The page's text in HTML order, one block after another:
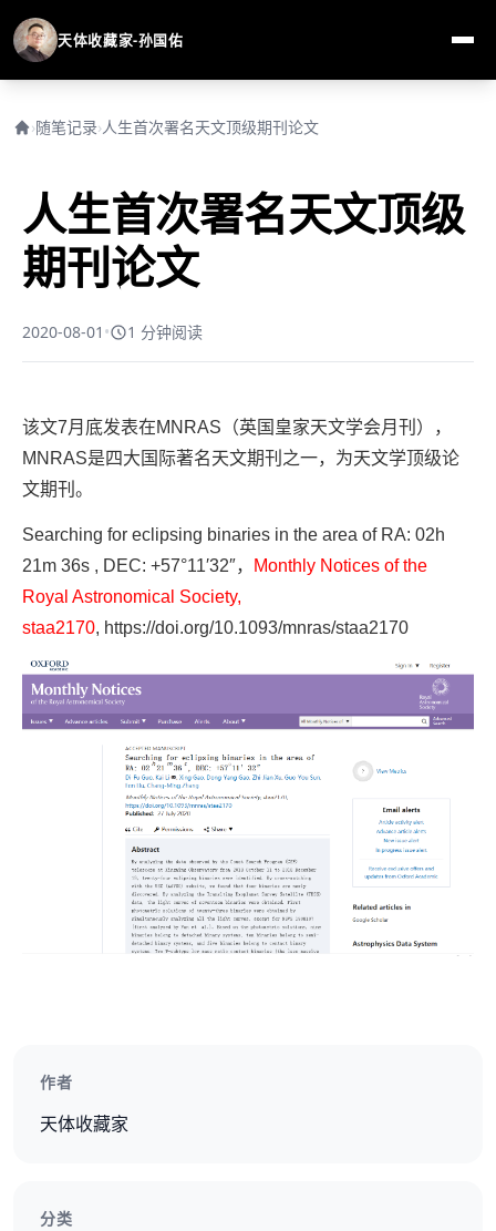
天体收藏家-孙国佑
›随笔记录›人生首次署名天文顶级期刊论文
人生首次署名天文顶级
期刊论文
2020-08-01 • 1 分钟阅读
该文7月底发表在MNRAS（英国皇家天文学会月刊），
MNRAS是四大国际著名天文期刊之一，为天文学顶级论
文期刊。
Searching for eclipsing binaries in the area of RA: 02h
21m 36s , DEC: +57°11′32″，
Monthly Notices of the
Royal Astronomical Society,
staa2170, https://doi.org/10.1093/mnras/staa2170
作者
天体收藏家
分类